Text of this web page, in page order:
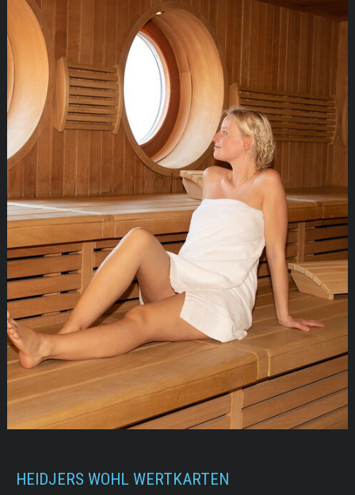
HEIDJERS WOHL WERTKARTEN